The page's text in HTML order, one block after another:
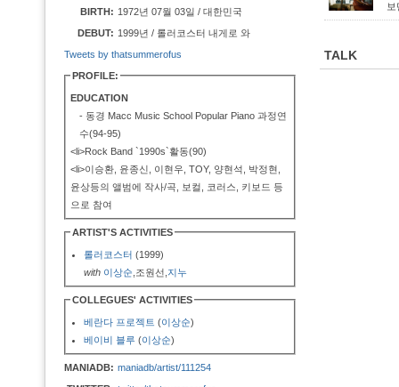
BIRTH: 1972년 07월 03일 / 대한민국
DEBUT: 1999년 / 롤러코스터 내게로 와
Tweets by thatsummerofus
PROFILE:
EDUCATION
- 동경 Macc Music School Popular Piano 과정연
수(94-95)
<li>Rock Band `1990s`활동(90)
<li>이승환, 윤종신, 이현우, TOY, 양현석, 박정현,
윤상등의 앨범에 작사/곡, 보컬, 코러스, 키보드 등
으로 참여
ARTIST'S ACTIVITIES
롤러코스터 (1999)
with 이상순 ,조원선, 지누
COLLEGUES' ACTIVITIES
베란다 프로젝트 (이상순)
베이비 블루 (이상순)
MANIADB: maniadb/artist/111254
담
TALK